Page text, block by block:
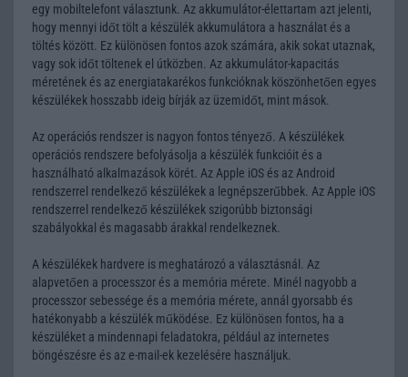
egy mobiltelefont választunk. Az akkumulátor-élettartam azt jelenti,
hogy mennyi időt tölt a készülék akkumulátora a használat és a
töltés között. Ez különösen fontos azok számára, akik sokat utaznak,
vagy sok időt töltenek el útközben. Az akkumulátor-kapacitás
méretének és az energiatakarékos funkcióknak köszönhetően egyes
készülékek hosszabb ideig bírják az üzemidőt, mint mások.
Az operációs rendszer is nagyon fontos tényező. A készülékek
operációs rendszere befolyásolja a készülék funkcióit és a
használható alkalmazások körét. Az Apple iOS és az Android
rendszerrel rendelkező készülékek a legnépszerűbbek. Az Apple iOS
rendszerrel rendelkező készülékek szigorúbb biztonsági
szabályokkal és magasabb árakkal rendelkeznek.
A készülékek hardvere is meghatározó a választásnál. Az
alapvetően a processzor és a memória mérete. Minél nagyobb a
processzor sebessége és a memória mérete, annál gyorsabb és
hatékonyabb a készülék működése. Ez különösen fontos, ha a
készüléket a mindennapi feladatokra, például az internetes
böngészésre és az e-mail-ek kezelésére használjuk.